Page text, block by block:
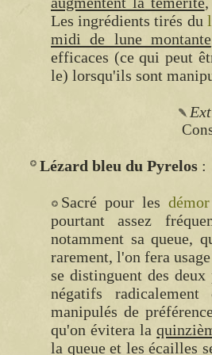
Les ingrédients tirés du
midi de lune montante
efficaces (ce qui peut
le) lorsqu'ils sont
Lézard bleu du Pyrelos
Sacré pour lesdémor
pourtant assez
notamment sa queue,
rarement, l'on fera
se distinguent des
négatifs
manipulés de
qu'on évitera la
la queue et les écailles